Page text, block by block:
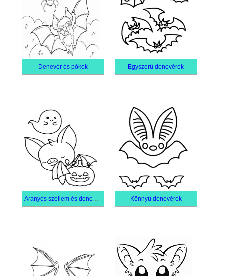
Denevér és pókok Egyszerű denevérek
Aranyos szellem és denevér ingyenes Könnyű denevérek